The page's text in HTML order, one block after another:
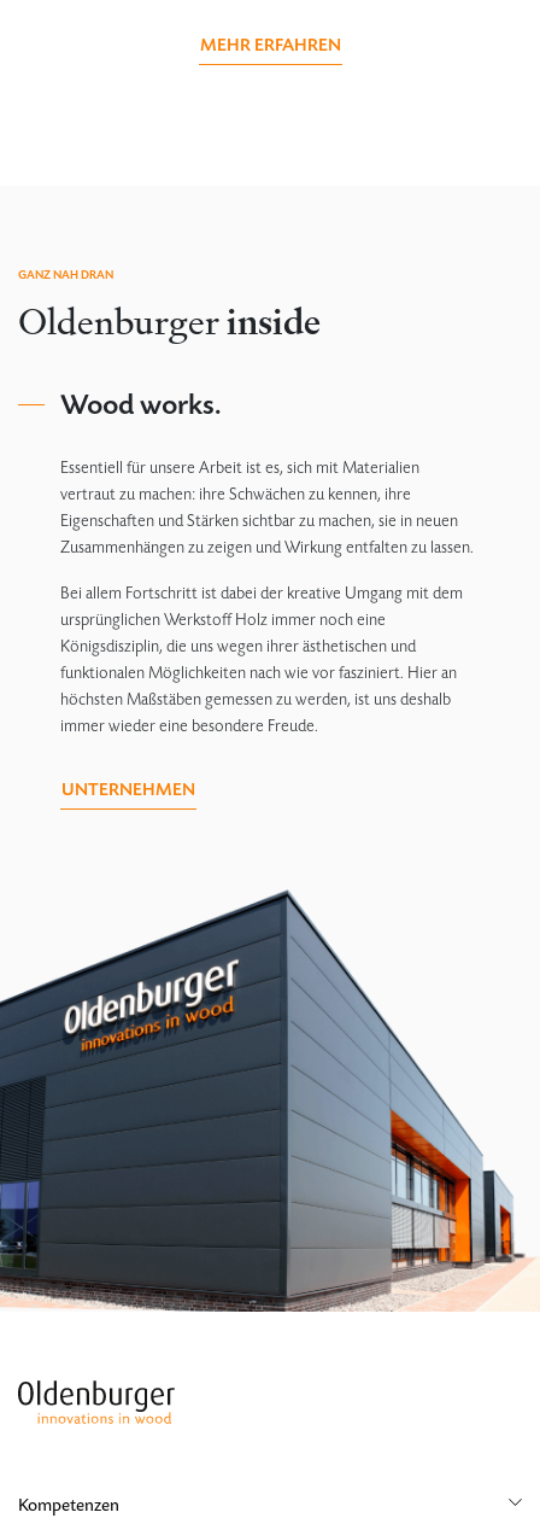
MEHR ERFAHREN
GANZ NAH DRAN
Oldenburgerinside
Wood works.
Essentiell für unsere Arbeit ist es, sich mit Materialien
vertraut zu machen: ihre Schwächen zu kennen, ihre
Eigenschaften und Stärken sichtbar zu machen, sie in neuen
Zusammenhängen zu zeigen und Wirkung entfalten zu lassen.
Bei allem Fortschritt ist dabei der kreative Umgang mit dem
ursprünglichen Werkstoff Holz immer noch eine
Königsdisziplin, die uns wegen ihrer ästhetischen und
funktionalen Möglichkeiten nach wie vor fasziniert. Hier an
höchsten Maßstäben gemessen zu werden, ist uns deshalb
immer wieder eine besondere Freude.
UNTERNEHMEN
Kompetenzen